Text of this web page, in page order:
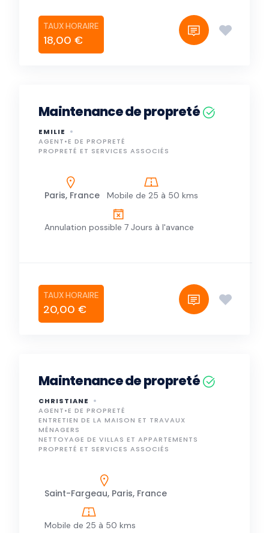
18,00 €
Maintenance de propreté
EMILIE
AGENT•E DE PROPRETÉ
PROPRETÉ ET SERVICES ASSOCIÉS
Paris, France Mobile de 25 à 50 kms
Annulation possible 7 Jours à l'avance
20,00 €
Maintenance de propreté
CHRISTIANE
AGENT•E DE PROPRETÉ
ENTRETIEN DE LA MAISON ET TRAVAUX
MÉNAGERS
NETTOYAGE DE VILLAS ET APPARTEMENTS
PROPRETÉ ET SERVICES ASSOCIÉS
Saint-Fargeau, Paris, France
Mobile de 25 à 50 kms